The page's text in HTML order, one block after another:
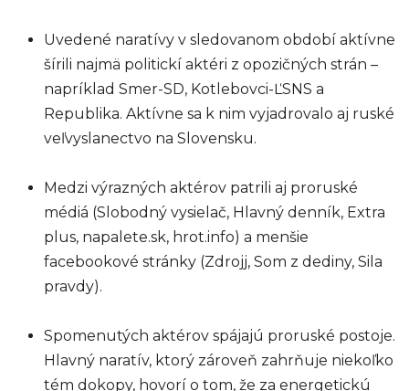
Uvedené naratívy v sledovanom období aktívne
šírili najmä politickí aktéri z opozičných strán –
napríklad Smer-SD, Kotlebovci-ĽSNS a
Republika. Aktívne sa k nim vyjadrovalo aj ruské
veľvyslanectvo na Slovensku.
Medzi výrazných aktérov patrili aj proruské
médiá (Slobodný vysielač, Hlavný denník, Extra
plus, napalete.sk, hrot.info) a menšie
facebookové stránky (Zdrojj, Som z dediny, Sila
pravdy).
Spomenutých aktérov spájajú proruské postoje.
Hlavný naratív, ktorý zároveň zahrňuje niekoľko
tém dokopy, hovorí o tom, že za energetickú